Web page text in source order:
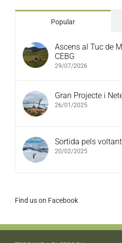
Popular
Ascens al Tuc de
CEBG
29/07/2026
Gran Projecte i
26/01/2025
Sortida pels
20/02/2025
Find us on Facebook